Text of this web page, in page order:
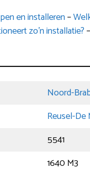
en installeren–
zo’n installatie?–
Noord-
Reusel-De
5541
1640 M3